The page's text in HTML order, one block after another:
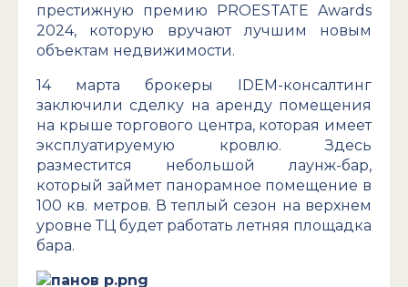
престижную премию PROESTATE Awards
2024, которую вручают лучшим новым
объектам недвижимости.
14 марта брокеры IDEM-консалтинг
заключили сделку на аренду помещения
на крыше торгового центра, которая имеет
эксплуатируемую кровлю. Здесь
разместится небольшой лаунж-бар,
который займет панорамное помещение в
100 кв. метров. В теплый сезон на верхнем
уровне ТЦ будет работать летняя площадка
бара.